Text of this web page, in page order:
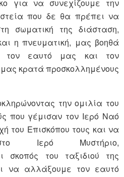
για να συνεχίζουμε την
που δε θα πρέπει να
σωματική της διάσταση,
η πνευματική, μας βοηθά
τον εαυτό μας και τον
κρατά προσκολλημένους
την ομιλία του
που γέμισαν τον Ιερό Ναό
του Επισκόπου τους και να
Ιερό Μυστήριο,
σκοπός του ταξιδιού της
να αλλάξουμε τον εαυτό